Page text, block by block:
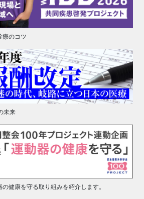
療のコツ
未来
健康を守る取り組みを紹介します。